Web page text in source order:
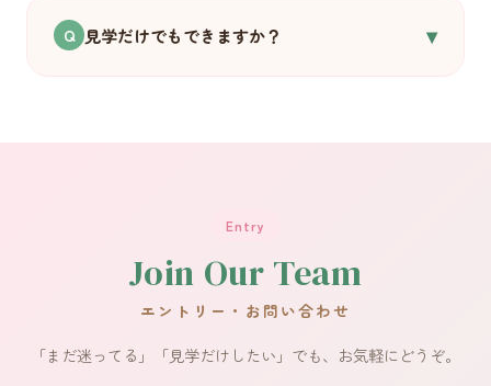
もご用意しています。富山への移住を考えてい
Q 見学だけでもできますか？ ▾
Entry
Join Our Team
エントリー・お問い合わせ
「まだ迷ってる」「見学だけしたい」でも、お気軽にどうぞ。